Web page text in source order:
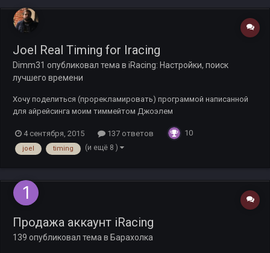
Joel Real Timing for Iracing
Dimm31 опубликовал тема в iRacing: Настройки, поиск
лучшего времени
Хочу поделиться (прорекламировать) программой написанной
для айрейсинга моим тиммейтом Джоэлем
очень много разнообразной (кастомизируемой) информации в
реальном времени (бесплатно для всех, постоянно дополняется
4 сентября, 2015 137 ответов 10
joel timing (и ещё 8 )
Продажа аккаунт iRacing
139 опубликовал тема в Барахолка